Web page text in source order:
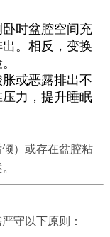
时盆腔空间充
。相反，变换
或恶露排出不
力，提升睡眠
）或存在盆腔粘
守以下原则：